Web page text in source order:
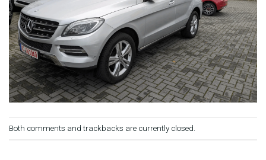
Both comments and trackbacks are currently closed.